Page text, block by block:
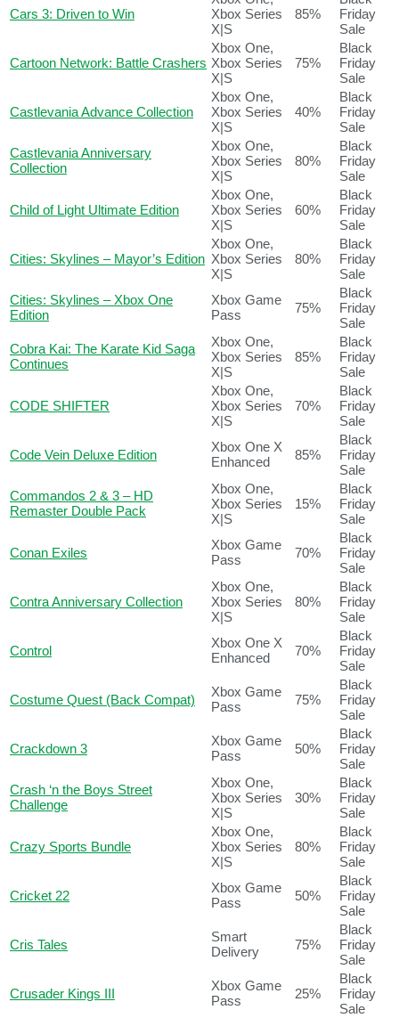
Cars 3: Driven to Win
Xbox Series
X|S
85%
Friday
Sale
Cartoon Network: Battle Crashers
Xbox One,
Xbox Series
X|S
75%
Black
Friday
Sale
Castlevania Advance Collection
Xbox One,
Xbox Series
X|S
40%
Black
Friday
Sale
Castlevania Anniversary
Collection
Xbox One,
Xbox Series
X|S
80%
Black
Friday
Sale
Child of Light Ultimate Edition
Xbox One,
Xbox Series
X|S
60%
Black
Friday
Sale
Cities: Skylines – Mayor’s Edition
Xbox One,
Xbox Series
X|S
80%
Black
Friday
Sale
Cities: Skylines – Xbox One
Edition
Xbox Game
Pass
75%
Black
Friday
Sale
Cobra Kai: The Karate Kid Saga
Continues
Xbox One,
Xbox Series
X|S
85%
Black
Friday
Sale
CODE SHIFTER
Xbox One,
Xbox Series
X|S
70%
Black
Friday
Sale
Code Vein Deluxe Edition
Xbox One X
Enhanced
85%
Black
Friday
Sale
Commandos 2 & 3 – HD
Remaster Double Pack
Xbox One,
Xbox Series
X|S
15%
Black
Friday
Sale
Conan Exiles
Xbox Game
Pass
70%
Black
Friday
Sale
Contra Anniversary Collection
Xbox One,
Xbox Series
X|S
80%
Black
Friday
Sale
Control
Xbox One X
Enhanced
70%
Black
Friday
Sale
Costume Quest (Back Compat)
Xbox Game
Pass
75%
Black
Friday
Sale
Crackdown 3
Xbox Game
Pass
50%
Black
Friday
Sale
Crash ‘n the Boys Street
Challenge
Xbox One,
Xbox Series
X|S
30%
Black
Friday
Sale
Crazy Sports Bundle
Xbox One,
Xbox Series
X|S
80%
Black
Friday
Sale
Cricket 22
Xbox Game
Pass
50%
Black
Friday
Sale
Cris Tales
Smart
Delivery
75%
Black
Friday
Sale
Crusader Kings III
Xbox Game
Pass
25%
Black
Friday
Sale